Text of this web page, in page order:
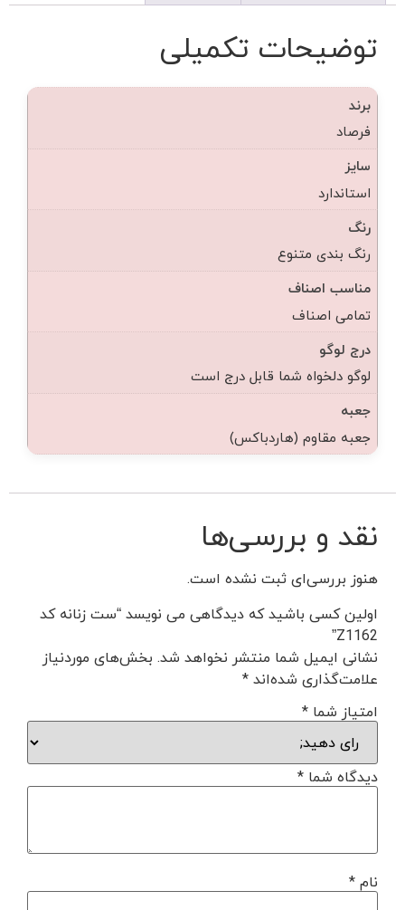
توضیحات تکمیلی
برند
فرصاد
سایز
استاندارد
رنگ
رنگ بندی متنوع
مناسب اصناف
تمامی اصناف
درج لوگو
لوگو دلخواه شما قابل درج است
جعبه
جعبه مقاوم (هاردباکس)
نقد و بررسی‌ها
هنوز بررسی‌ای ثبت نشده است.
اولین کسی باشید که دیدگاهی می نویسد “ست زنانه کد
Z1162”
نشانی ایمیل شما منتشر نخواهد شد. بخش‌های موردنیاز
علامت‌گذاری شده‌اند*
امتیاز شما *
دیدگاه شما *
نام*